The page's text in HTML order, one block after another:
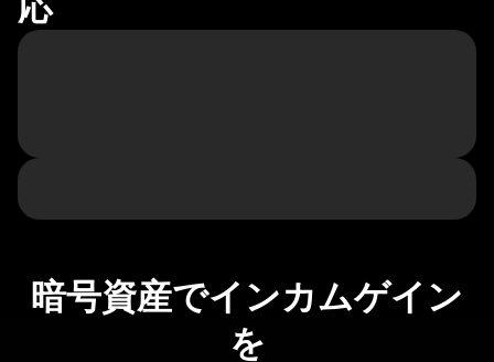
暗号資産でインカムゲイン
を